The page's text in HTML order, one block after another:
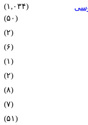
(۱,۰۳۴)
(۵۰)
(۲)
(۶)
(۱)
(۲)
(۸)
(۷)
(۵۱)